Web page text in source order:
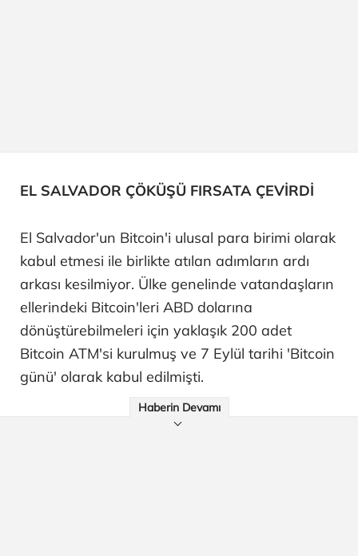
EL SALVADOR ÇÖKÜŞÜ FIRSATA ÇEVİRDİ
El Salvador'un Bitcoin'i ulusal para birimi olarak
kabul etmesi ile birlikte atılan adımların ardı
arkası kesilmiyor. Ülke genelinde vatandaşların
ellerindeki Bitcoin'leri ABD dolarına
dönüştürebilmeleri için yaklaşık 200 adet
Bitcoin ATM'si kurulmuş ve 7 Eylül tarihi 'Bitcoin
günü' olarak kabul edilmişti.
Haberin Devamı